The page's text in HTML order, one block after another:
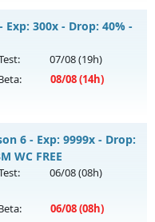
chủ
Exp: 300x - Drop: 40% -
07/08(19h)
08/08(14h)
sống lại
chủHoài Niệm
6 - Exp: 9999x - Drop:
WC FREE
06/08(08h)
06/08(08h)